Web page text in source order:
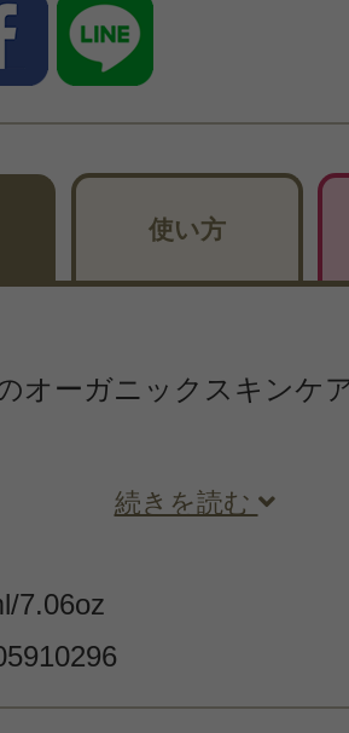
使い方
オーガニックスキンケ
続きを読む
7.06oz